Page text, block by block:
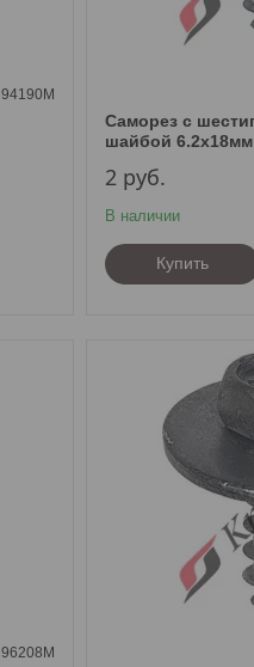
94190M
Саморез с
шайбой 6.2х18мм
2 руб.
В наличии
Купить
96208M